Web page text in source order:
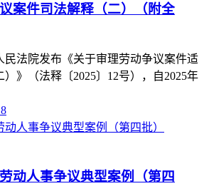
案件司法解释（二）（附全
民法院发布《关于审理劳动争议案件适
》（法释〔2025〕12号），自2025年
动人事争议典型案例（第四